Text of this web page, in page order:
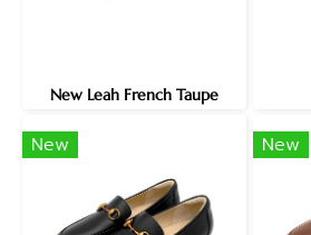
New Leah French Taupe
New New